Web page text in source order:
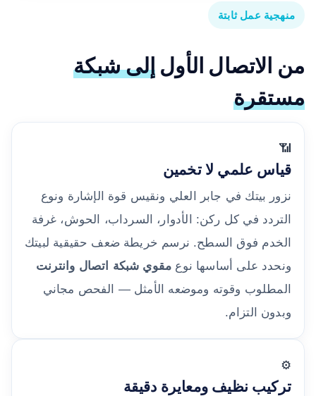
منهجية عمل ثابتة
من الاتصال الأول إلى شبكة
مستقرة
📶
قياس علمي لا تخمين
نزور بيتك في جابر العلي ونقيس قوة الإشارة ونوع
التردد في كل ركن: الأدوار، السرداب، الحوش، غرفة
الخدم فوق السطح. نرسم خريطة ضعف حقيقية لبيتك
ونحدد على أساسها نوع مقوي شبكة اتصال وانترنت
المطلوب وقوته وموضعه الأمثل — الفحص مجاني
وبدون التزام.
⚙️
تركيب نظيف ومعايرة دقيقة